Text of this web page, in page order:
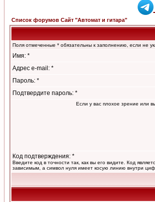
Список форумов Сайт "Автомат и гитара"
Поля отмеченные * обязательны к заполнению, если не
Имя: *
Адрес e-mail: *
Пароль: *
Подтвердите пароль: *
Если у вас плохое зрение или
Код подтверждения: *
Введите код в точности так, как вы его видите. Код
зависимым, а символ нуля имеет косую линию внутри